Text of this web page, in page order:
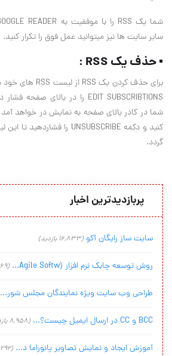
سایر سایت ها نیز میتوانید عمل فوق را تکرار کنید.
▪ حذف یک RSS :
گردد.
پربازدیدترین اخبار
سایت ساز رایگان آکو (16,833 بازدید)
روش توسعه چابک نرم افزار (Agile Softw... (9,569 بازدید)
طراحی وب سایت ویژه نمایندگان مجلس شور...
BCC و CC در ارسال ایمیل چیست؟... (8,958 بازدید)
آموزش ایجاد و نمایش تصاویر پانوراما د... (8,292 بازدید)